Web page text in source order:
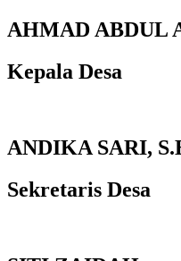
AHMAD ABDUL
Kepala Desa
ANDIKA SARI,
Sekretaris Desa